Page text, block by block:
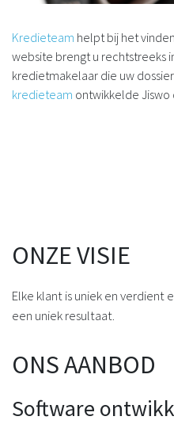
Kredieteam helpt bij het
website brengt u rechtstreeks
kredietmakelaar die uw
kredieteam ontwikkelde Jiswo
ONZE VISIE
Elke klant is uniek en verdient
een uniek resultaat.
ONS AANBOD
Software